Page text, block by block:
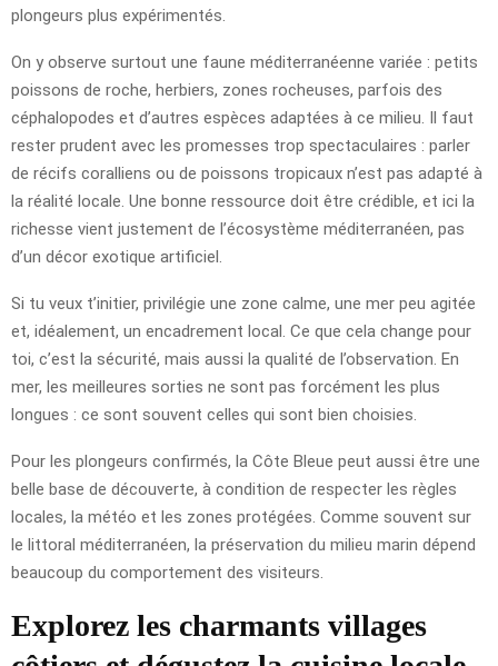
plongeurs plus expérimentés.
On y observe surtout une faune méditerranéenne variée : petits
poissons de roche, herbiers, zones rocheuses, parfois des
céphalopodes et d’autres espèces adaptées à ce milieu. Il faut
rester prudent avec les promesses trop spectaculaires : parler
de récifs coralliens ou de poissons tropicaux n’est pas adapté à
la réalité locale. Une bonne ressource doit être crédible, et ici la
richesse vient justement de l’écosystème méditerranéen, pas
d’un décor exotique artificiel.
Si tu veux t’initier, privilégie une zone calme, une mer peu agitée
et, idéalement, un encadrement local. Ce que cela change pour
toi, c’est la sécurité, mais aussi la qualité de l’observation. En
mer, les meilleures sorties ne sont pas forcément les plus
longues : ce sont souvent celles qui sont bien choisies.
Pour les plongeurs confirmés, la Côte Bleue peut aussi être une
belle base de découverte, à condition de respecter les règles
locales, la météo et les zones protégées. Comme souvent sur
le littoral méditerranéen, la préservation du milieu marin dépend
beaucoup du comportement des visiteurs.
Explorez les charmants villages